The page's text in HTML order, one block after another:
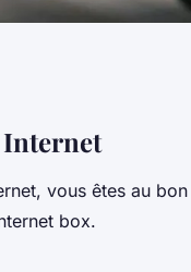
Internet
vous êtes au bon
box.